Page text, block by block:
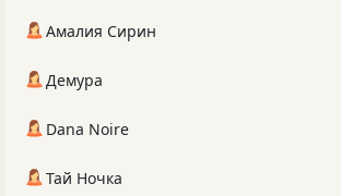
Амалия Сирин
Демура
Dana Noire
Тай Ночка